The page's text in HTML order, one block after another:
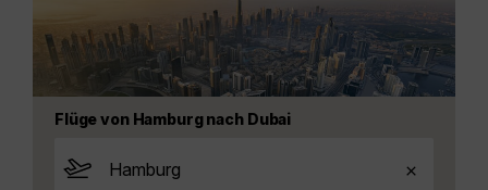
Flüge von Hamburg nach Dubai